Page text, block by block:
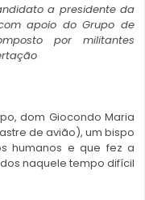
a presidente da
apoio do Grupo de
por militantes
dom Giocondo Maria
de avião), um bispo
humanos e que fez a
naquele tempo difícil